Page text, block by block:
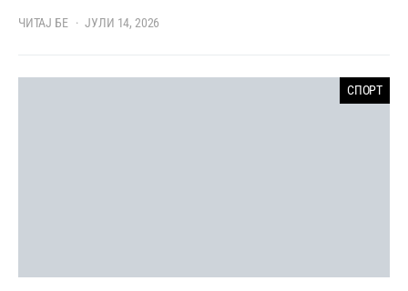
ЧИТАЈ БЕ ЈУЛИ 14, 2026
СПОРТ